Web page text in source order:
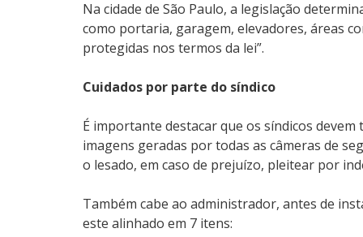
Na cidade de São Paulo, a legislação
como portaria, garagem, elevadores, áreas
protegidas nos termos da lei”.
Cuidados por parte do síndico
É importante destacar que os síndicos
imagens geradas por todas as câmeras de
o lesado, em caso de prejuízo, pleitear por
Também cabe ao administrador, antes de
este alinhado em 7 itens: